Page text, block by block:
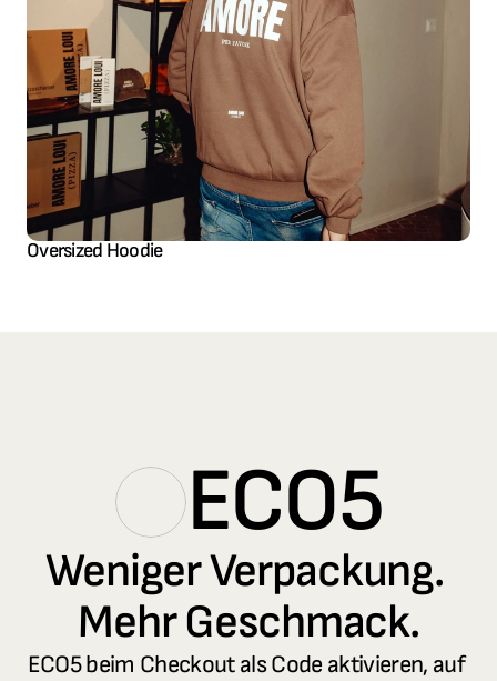
Oversized Hoodie
ECO5
Weniger Verpackung.
Mehr Geschmack.
ECO5 beim Checkout als Code aktivieren, auf